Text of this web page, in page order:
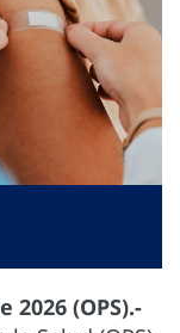
2026 (OPS).-